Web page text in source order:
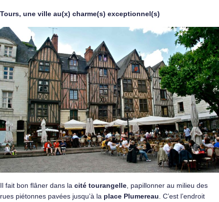
Tours, une ville au(x) charme(s) exceptionnel(s)
Il fait bon flâner dans la cité tourangelle , papillonner au milieu des
rues piétonnes pavées jusqu’à la place Plumereau . C’est l’endroit